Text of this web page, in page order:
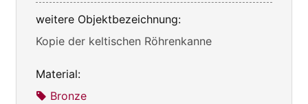
weitere Objektbezeichnung:
Kopie der keltischen Röhrenkanne
Material:
Bronze